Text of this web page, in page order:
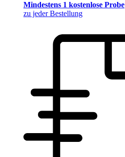
Mindestens 1 kostenlose Probe
zu jeder Bestellung